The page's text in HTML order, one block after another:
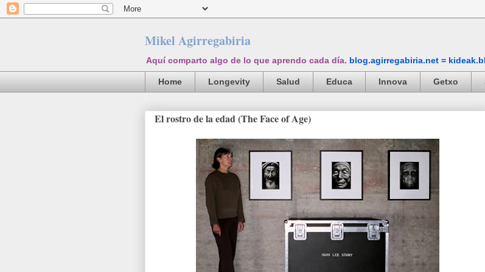
Mikel Agirregabiria
Aquí comparto algo de lo que aprendo cada día. blog.agirregabiria.net =
Home Longevity Salud Educa Innova Getxo
El rostro de la edad (The Face of Age)